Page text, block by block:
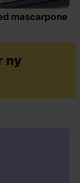
mascarpone
ny